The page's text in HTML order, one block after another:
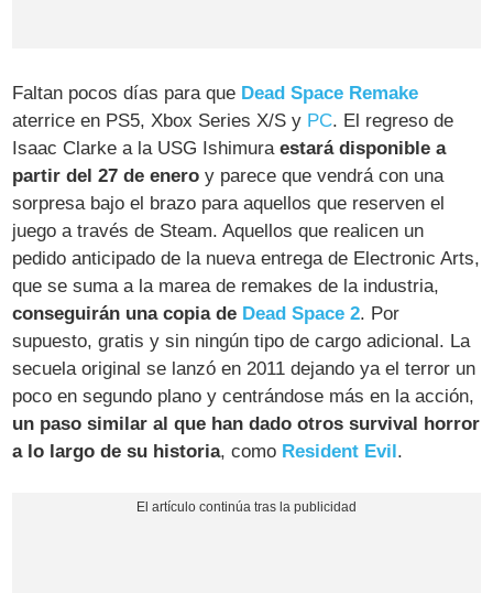
Faltan pocos días para que Dead Space Remake
aterrice en PS5, Xbox Series X/S y PC. El regreso de
Isaac Clarke a la USG Ishimuraestará disponible a
partir del 27 de enero y parece que vendrá con una
sorpresa bajo el brazo para aquellos que reserven el
juego a través de Steam. Aquellos que realicen un
pedido anticipado de la nueva entrega de Electronic Arts,
que se suma a la marea de remakes de la industria,
conseguirán una copia de Dead Space 2. Por
supuesto, gratis y sin ningún tipo de cargo adicional. La
secuela original se lanzó en 2011 dejando ya el terror un
poco en segundo plano y centrándose más en la acción,
un paso similar al que han dado otros survival horror
a lo largo de su historia, como Resident Evil.